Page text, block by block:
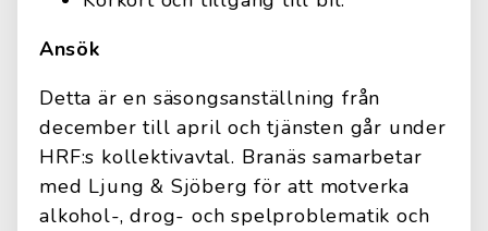
Ansök
Detta är en säsongsanställning från
december till april och tjänsten går under
HRF:s kollektivavtal. Branäs samarbetar
med Ljung & Sjöberg för att motverka
alkohol-, drog- och spelproblematik och